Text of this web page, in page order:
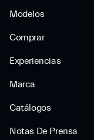
Modelos
Comprar
Experiencias
Marca
Catálogos
Notas De Prensa